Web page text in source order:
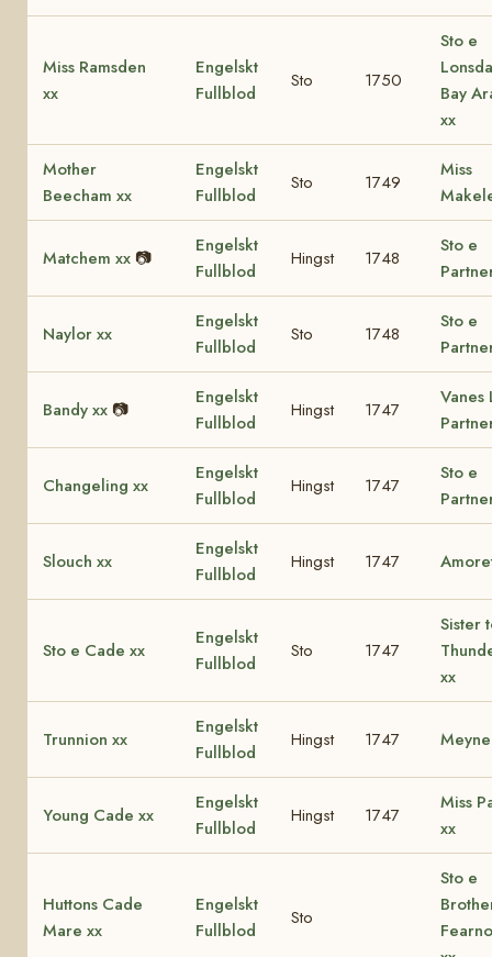
Miss Ramsden
xx
Engelskt
Fullblod
Sto 1750
Sto e
Bay
xx
Mother
Beecham xx
Engelskt
Fullblod
Sto 1749
Miss
Matchem xx 📷
Engelskt
Fullblod
Hingst 1748
Sto e
Naylor xx
Engelskt
Fullblod
Sto 1748
Sto e
Bandy xx 📷
Engelskt
Fullblod
Hingst 1747
Vanes
Changeling xx
Engelskt
Fullblod
Hingst 1747
Sto e
Slouch xx
Engelskt
Fullblod
Hingst 1747
Sto e Cade xx
Engelskt
Fullblod
Sto 1747
Sister
xx
Trunnion xx
Engelskt
Fullblod
Hingst 1747
Young Cade xx
Engelskt
Fullblod
Hingst 1747
Miss
xx
Huttons Cade
Mare xx
Engelskt
Fullblod
Sto
Sto e